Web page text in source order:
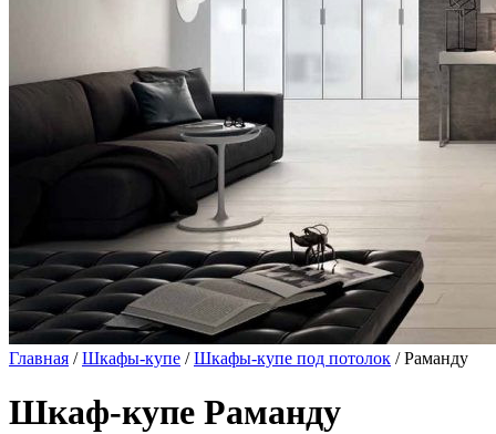
Главная /Шкафы-купе /Шкафы-купе под потолок / Раманду
Шкаф-купе Раманду